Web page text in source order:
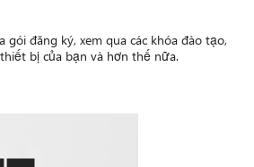
gói đăng ký, xem qua các khóa đào tạo,
bị của bạn và hơn thế nữa.